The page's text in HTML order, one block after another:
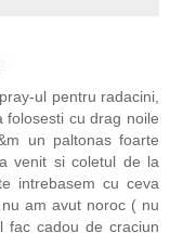
ul pentru radacini,
cu drag noile
un paltonas foarte
venit si coletul de la
intrebasem cu ceva
am avut noroc ( nu
fac cadou de craciun